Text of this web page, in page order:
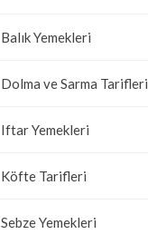
Balık Yemekleri
Dolma ve Sarma Tarifleri
Iftar Yemekleri
Köfte Tarifleri
Sebze Yemekleri